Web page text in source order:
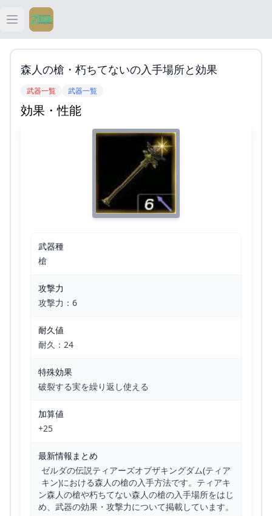
Open main menu
ティアキン
ティアキン 攻略
森人の槍・朽ちてないの入手場所と効果
武器一覧 武器一覧
効果・性能
武器種
槍
攻撃力
攻撃力：6
耐久値
耐久：24
特殊効果
破裂する実を繰り返し使える
加算値
+25
最新情報まとめ
ゼルダの伝説ティアーズオブザキングダム(ティア
キン)における森人の槍の入手方法です。ティアキ
ン森人の槍や朽ちてない森人の槍の入手場所をはじ
め、武器の効果・攻撃力について掲載しています。